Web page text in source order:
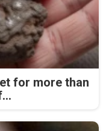
for more than